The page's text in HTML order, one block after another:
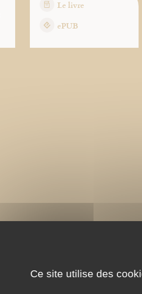
Le livre
ePUB
Ce site utilise des